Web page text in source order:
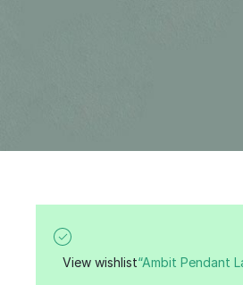
View wishlist“Ambit Pendant